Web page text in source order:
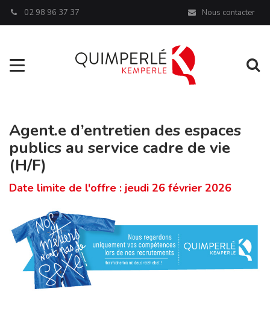
02 98 96 37 37 Nous contacter
Aller à la navigation
Agent.e d’entretien des espaces
publics au service cadre de vie
(H/F)
Date limite de l'offre : jeudi 26 février 2026